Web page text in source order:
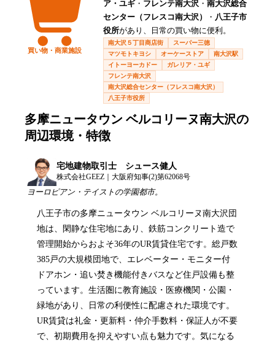
買い物・商業施設
ア・ユギ・ フレンテ南大沢 ・ 南大沢総合
センター（フレスコ南大沢）
・ 八王子市
役所があり、日常の買い物に便利。
南大沢５丁目商店街
スーパー三徳
マツモトキヨシ
オーケーストア
南大沢駅
イトーヨーカドー
ガレリア・ユギ
フレンテ南大沢
南大沢総合センター（フレスコ南大沢）
八王子市役所
多摩ニュータウン ベルコリーヌ南大沢の
周辺環境・特徴
宅地建物取引士 シュース健人
株式会社GEEZ｜大阪府知事(2)第62068号
ヨーロピアン・テイストの学園都市。
八王子市の多摩ニュータウン ベルコリーヌ南大沢団
地は、閑静な住宅地にあり、鉄筋コンクリート造で
管理開始からおよそ36年のUR賃貸住宅です。総戸数
385戸の大規模団地で、エレベーター・モニター付
ドアホン・追い焚き機能付きバスなど住戸設備も整
っています。生活圏に教育施設・医療機関・公園・
緑地があり、日常の利便性に配慮された環境です。
UR賃貸は礼金・更新料・仲介手数料・保証人が不要
で、初期費用を抑えやすい点も魅力です。気になる